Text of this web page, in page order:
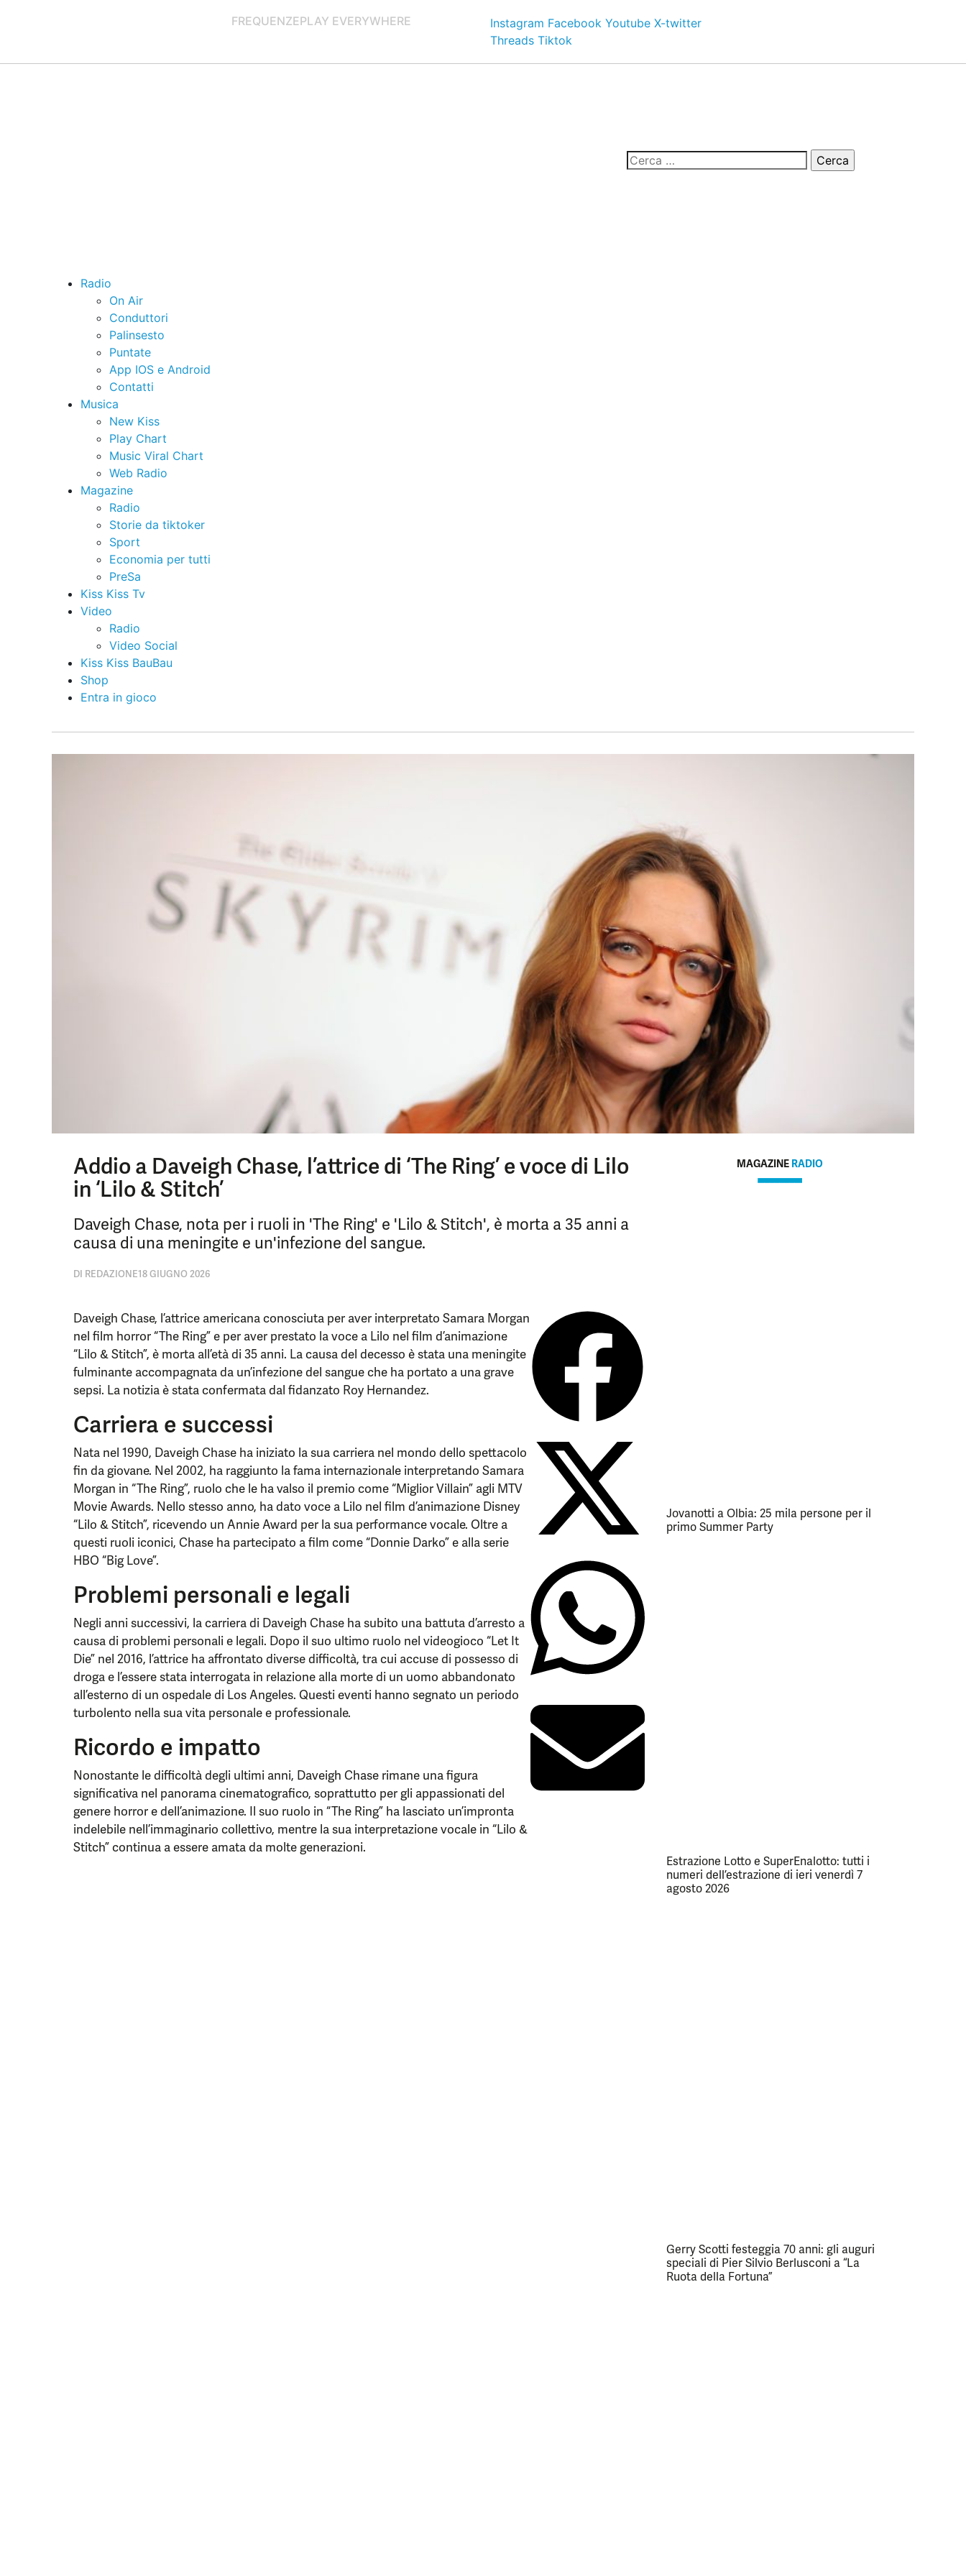
FREQUENZEPLAY EVERYWHERE Instagram Facebook Youtube X-twitter
Threads Tiktok
Radio
On Air
Conduttori
Palinsesto
Puntate
App IOS e Android
Contatti
Musica
New Kiss
Play Chart
Music Viral Chart
Web Radio
Magazine
Radio
Storie da tiktoker
Sport
Economia per tutti
PreSa
Kiss Kiss Tv
Video
Radio
Video Social
Kiss Kiss BauBau
Shop
Entra in gioco
Addio a Daveigh Chase, l’attrice di ‘The Ring’ e voce di Lilo
in ‘Lilo & Stitch’
Daveigh Chase, nota per i ruoli in 'The Ring' e 'Lilo & Stitch', è morta a 35 anni a
causa di una meningite e un'infezione del sangue.
DI REDAZIONE18 GIUGNO 2026
Daveigh Chase, l’attrice americana conosciuta per aver interpretato Samara Morgan
nel film horror “The Ring” e per aver prestato la voce a Lilo nel film d’animazione
“Lilo & Stitch”, è morta all’età di 35 anni. La causa del decesso è stata una meningite
fulminante accompagnata da un’infezione del sangue che ha portato a una grave
sepsi. La notizia è stata confermata dal fidanzato Roy Hernandez.
Carriera e successi
Nata nel 1990, Daveigh Chase ha iniziato la sua carriera nel mondo dello spettacolo
fin da giovane. Nel 2002, ha raggiunto la fama internazionale interpretando Samara
Morgan in “The Ring”, ruolo che le ha valso il premio come “Miglior Villain” agli MTV
Movie Awards. Nello stesso anno, ha dato voce a Lilo nel film d’animazione Disney
“Lilo & Stitch”, ricevendo un Annie Award per la sua performance vocale. Oltre a
questi ruoli iconici, Chase ha partecipato a film come “Donnie Darko” e alla serie
HBO “Big Love”.
Problemi personali e legali
Negli anni successivi, la carriera di Daveigh Chase ha subito una battuta d’arresto a
causa di problemi personali e legali. Dopo il suo ultimo ruolo nel videogioco “Let It
Die” nel 2016, l’attrice ha affrontato diverse difficoltà, tra cui accuse di possesso di
droga e l’essere stata interrogata in relazione alla morte di un uomo abbandonato
all’esterno di un ospedale di Los Angeles. Questi eventi hanno segnato un periodo
turbolento nella sua vita personale e professionale.
Ricordo e impatto
Nonostante le difficoltà degli ultimi anni, Daveigh Chase rimane una figura
significativa nel panorama cinematografico, soprattutto per gli appassionati del
genere horror e dell’animazione. Il suo ruolo in “The Ring” ha lasciato un’impronta
indelebile nell’immaginario collettivo, mentre la sua interpretazione vocale in “Lilo &
Stitch” continua a essere amata da molte generazioni.
MAGAZINE RADIO
Jovanotti a Olbia: 25 mila persone per il
primo Summer Party
Estrazione Lotto e SuperEnalotto: tutti i
numeri dell’estrazione di ieri venerdì 7
agosto 2026
Gerry Scotti festeggia 70 anni: gli auguri
speciali di Pier Silvio Berlusconi a “La
Ruota della Fortuna”